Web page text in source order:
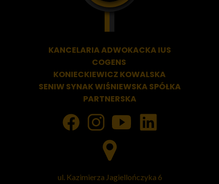
KANCELARIA ADWOKACKAIUS
COGENS
KONIECKIEWICZ KOWALSKA
SENIW SYNAK WIŚNIEWSKA SPÓŁKA
PARTNERSKA
ul. Kazimierza Jagiellończyka 6